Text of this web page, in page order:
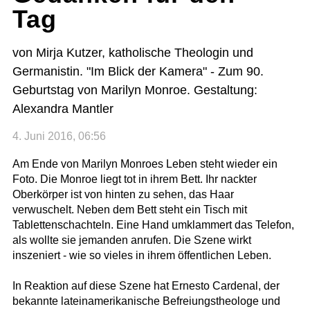
Tag
von Mirja Kutzer, katholische Theologin und
Germanistin. "Im Blick der Kamera" - Zum 90.
Geburtstag von Marilyn Monroe. Gestaltung:
Alexandra Mantler
4. Juni 2016, 06:56
Am Ende von Marilyn Monroes Leben steht wieder ein
Foto. Die Monroe liegt tot in ihrem Bett. Ihr nackter
Oberkörper ist von hinten zu sehen, das Haar
verwuschelt. Neben dem Bett steht ein Tisch mit
Tablettenschachteln. Eine Hand umklammert das Telefon,
als wollte sie jemanden anrufen. Die Szene wirkt
inszeniert - wie so vieles in ihrem öffentlichen Leben.
In Reaktion auf diese Szene hat Ernesto Cardenal, der
bekannte lateinamerikanische Befreiungstheologe und